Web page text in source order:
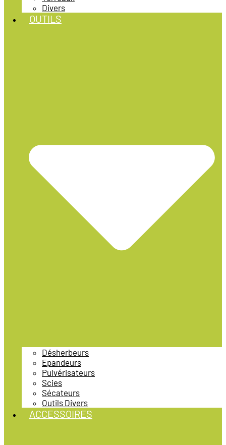
Divers
OUTILS
Désherbeurs
Epandeurs
Pulvérisateurs
Scies
Sécateurs
Outils Divers
ACCESSOIRES